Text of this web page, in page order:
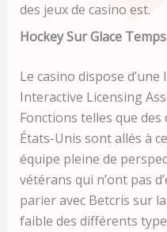
des jeux de casino est.
Hockey Sur Glace
Le casino dispose d’une
Interactive Licensing
Fonctions telles que
États-Unis sont allés à
équipe pleine de
vétérans qui n’ont pas
parier avec Betcris sur
faible des différents